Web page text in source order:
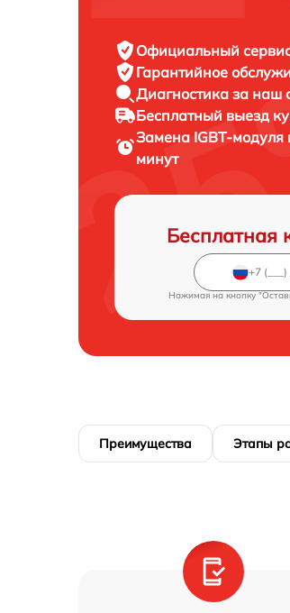
Официальный
Гарантийное
Диагностика за наш
Бесплатный выезд
Замена IGBT-модуля
минут
Бесплатная
Нажимая на кнопку
Преимущества Этапы